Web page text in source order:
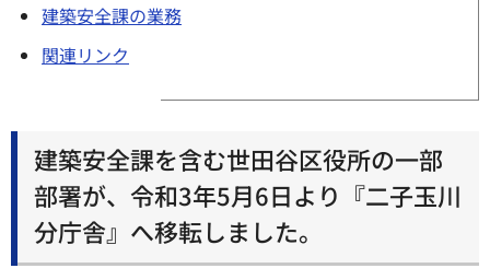
建築安全課の業務
関連リンク
建築安全課を含む世田谷区役所の一部
部署が、令和3年5月6日より『二子玉川
分庁舎』へ移転しました。